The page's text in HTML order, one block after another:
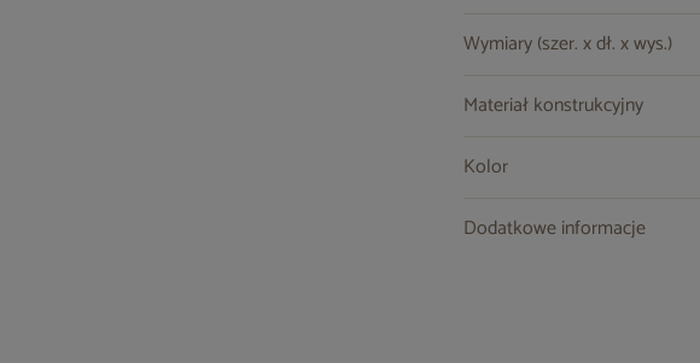
Wymiary (szer. x dł. x wys.)
Materiał konstrukcyjny
Kolor
Dodatkowe informacje